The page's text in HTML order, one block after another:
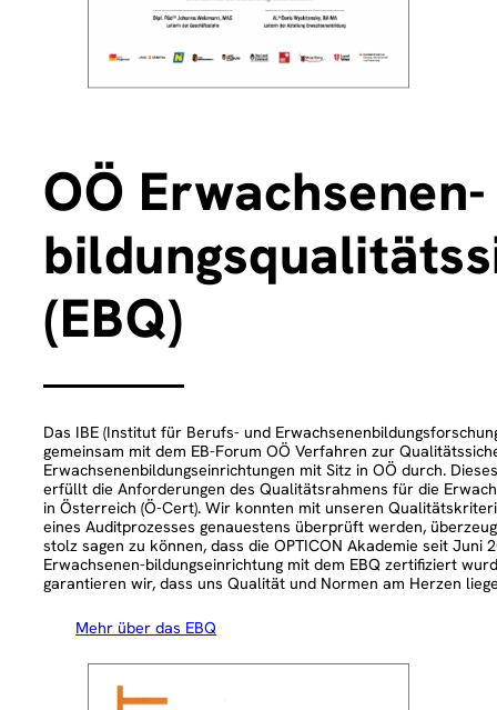
OÖ Erwachsenen-
(EBQ)
Das IBE (Institut für Berufs- und
gemeinsam mit dem EB-Forum OÖ Verfahren zur
Erwachsenenbildungseinrichtungen mit Sitz in OÖ durch.
erfüllt die Anforderungen des Qualitätsrahmens für die
in Österreich (Ö-Cert). Wir konnten mit unseren
eines Auditprozesses genauestens überprüft werden,
stolz sagen zu können, dass die OPTICON Akademie seit Juni
Erwachsenen-bildungseinrichtung mit dem EBQ zertifiziert
garantieren wir, dass uns Qualität und Normen am Herzen
Mehr über das EBQ